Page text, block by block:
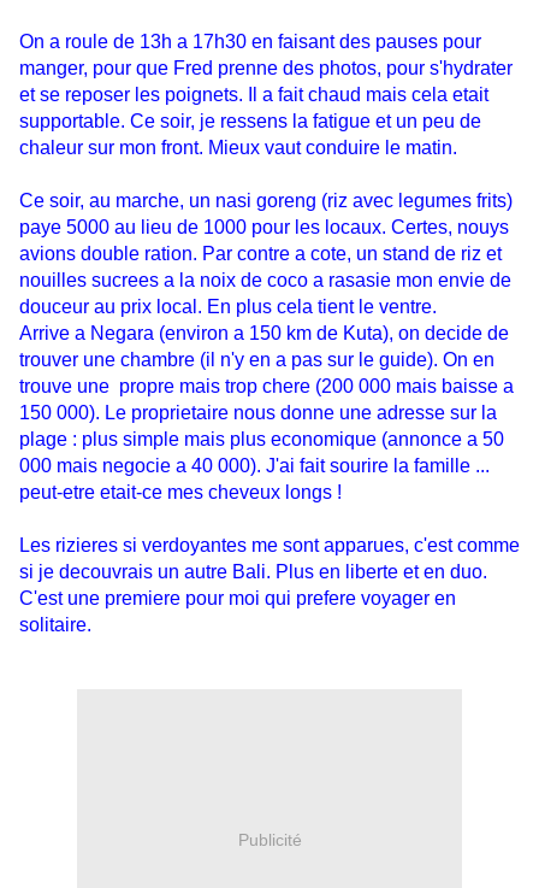
On a roule de 13h a 17h30 en faisant des pauses pour
manger, pour que Fred prenne des photos, pour s'hydrater
et se reposer les poignets. Il a fait chaud mais cela etait
supportable. Ce soir, je ressens la fatigue et un peu de
chaleur sur mon front. Mieux vaut conduire le matin.
Ce soir, au marche, un nasi goreng (riz avec legumes frits)
paye 5000 au lieu de 1000 pour les locaux. Certes, nouys
avions double ration. Par contre a cote, un stand de riz et
nouilles sucrees a la noix de coco a rasasie mon envie de
douceur au prix local. En plus cela tient le ventre.
Arrive a Negara (environ a 150 km de Kuta), on decide de
trouver une chambre (il n'y en a pas sur le guide). On en
trouve une propre mais trop chere (200 000 mais baisse a
150 000). Le proprietaire nous donne une adresse sur la
plage : plus simple mais plus economique (annonce a 50
000 mais negocie a 40 000). J'ai fait sourire la famille ...
peut-etre etait-ce mes cheveux longs !
Les rizieres si verdoyantes me sont apparues, c'est comme
si je decouvrais un autre Bali. Plus en liberte et en duo.
C'est une premiere pour moi qui prefere voyager en
solitaire.
Publicité